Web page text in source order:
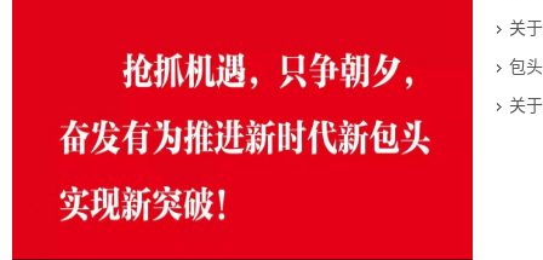
关
包
关